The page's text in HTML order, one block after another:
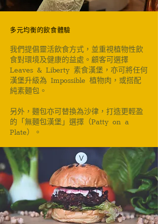
多元均衡的飲食體驗
我們提倡靈活飲食方式，並重視植物性飲
食對環境及健康的益處。顧客可選擇
Leaves & Liberty 素食漢堡，亦可將任何
漢堡升級為 Impossible 植物肉，或搭配
純素麵包。
另外，麵包亦可替換為沙律，打造更輕盈
的「無麵包漢堡」選擇（Patty on a
Plate）。